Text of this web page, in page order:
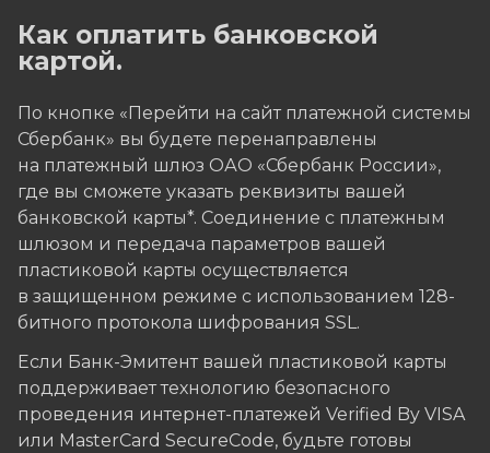
Как оплатить банковской
картой.
По кнопке «Перейти на сайт платежной системы
Сбербанк» вы будете перенаправлены
на платежный шлюз ОАО «Сбербанк России»,
где вы сможете указать реквизиты вашей
банковской карты*. Соединение с платежным
шлюзом и передача параметров вашей
пластиковой карты осуществляется
в защищенном режиме с использованием 128-
битного протокола шифрования SSL.
Если Банк-Эмитент вашей пластиковой карты
поддерживает технологию безопасного
проведения интернет-платежей Verified By VISA
или MasterCard SecureCode, будьте готовы